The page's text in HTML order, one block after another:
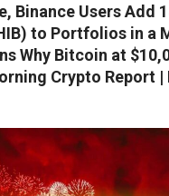
Binance Users Add
to Portfolios in a
Why Bitcoin at
Crypto Report |